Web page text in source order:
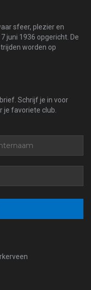
sfeer, plezier en
juni 1936 opgericht. De
worden op
Schrijf je in voor
je favoriete club.